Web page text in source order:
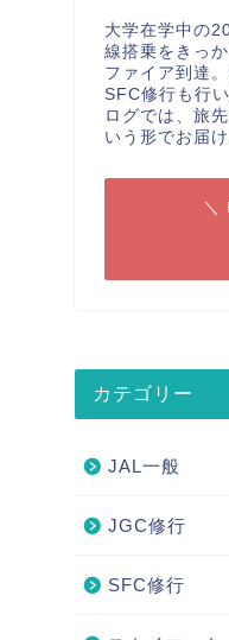
大学在学中の
線搭乗をきっ
ファイア到達
SFC修行も行
ログでは、旅
いう形でお届
＼
カテゴリー
JAL一般
JGC修行
SFC修行